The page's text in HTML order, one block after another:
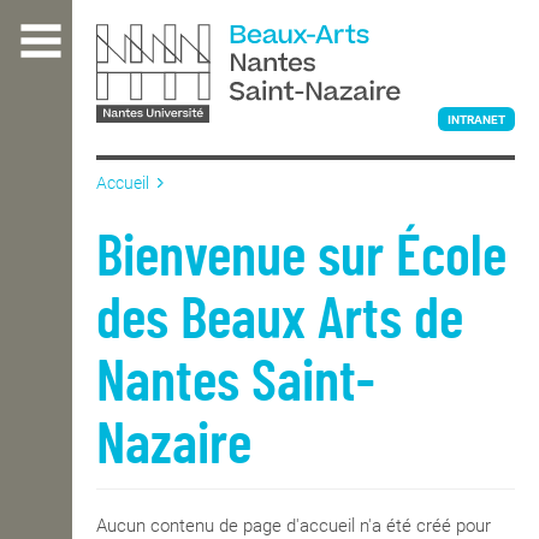
contenu
L'ÉCOLE
ENSEIGNEMENT
INTERNATIONAL
INTRANET
Accueil
Bienvenue sur École
des Beaux Arts de
Nantes Saint-
Nazaire
Aucun contenu de page d'accueil n'a été créé pour